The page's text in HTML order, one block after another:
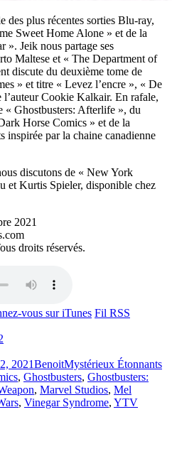
des plus récentes sorties Blu-ray,
Sweet Home Alone » et de la
». Jeik nous partage ses
Maltese et « The Department of
discute du deuxième tome de
» et titre « Levez l’encre », « De
l’auteur Cookie Kalkair. En rafale,
« Ghostbusters: Afterlife », du
Horse Comics » et de la
inspirée par la chaine canadienne
discutons de « New York
et Kurtis Spieler, disponible chez
2021
droits réservés.
vous sur iTunes Fil RSS
2021BenoitCatégories
Mystérieux Étonnants
, Ghostbusters, Ghostbusters:
, Marvel Studios, Mel
, Vinegar Syndrome, YTV